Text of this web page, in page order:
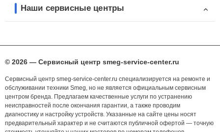
Наши сервисные центры
© 2026 — Сервисный центр smeg-service-center.ru
Сервисный центр smeg-service-center.ru специализируется на ремонте и
обслуживании техники Smeg, но не является официальным сервисным
центром бренда. Предлагаем качественные услуги по устранению
неисправностей после окончания гарантии, а также проводим
диагностику и настройку устройств. Указанные на сайте цены носят
предварительный характер и не считаются публичной офертой — точную